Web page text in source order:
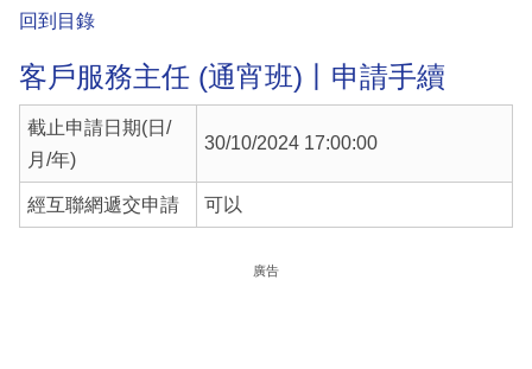
回到目錄
客戶服務主任 (通宵班)丨申請手續
截止申請日期(日/
月/年)
30/10/2024 17:00:00
經互聯網遞交申請 可以
廣告